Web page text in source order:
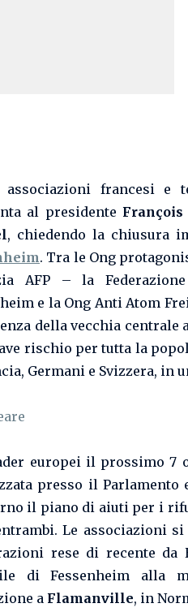
associazioni francesi e
al presidente
, chiedendo la chiusura
. Tra le Ong
AFP – la
e la Ong Anti Atom
della vecchia
rischio per tutta la
Germani e Svizzera, in
europei il prossimo 7
presso il Parlamento
il piano di aiuti per i
Le associazioni
rese di recente da
di Fessenheim alla
a Flamanville, in